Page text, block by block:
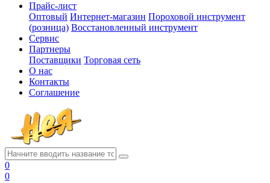
Прайс-лист
Оптовый Интернет-магазин Пороховой инструмент
(розница) Восстановленный инструмент
Сервис
Партнеры
Поставщики Торговая сеть
О нас
Контакты
Соглашение
0
0